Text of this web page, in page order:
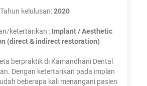
Tahun kelulusan:2020
ketertarikan : Implant / Aesthetic
(direct & indirect restoration)
berpraktik di Kamandhani Dental
. Dengan ketertarikan pada implan
beberapa kali menangani pasien